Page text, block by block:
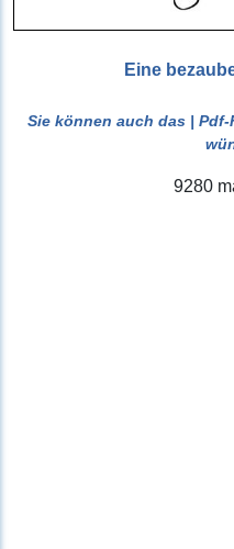
Eine
Sie können auch das | Pdf-
9280